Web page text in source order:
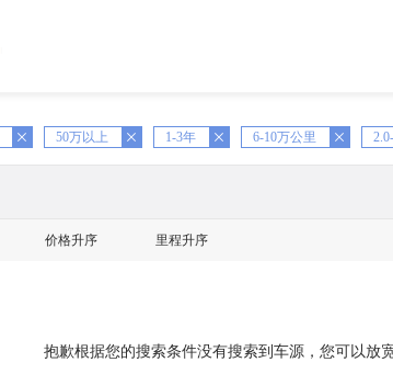
50万以上 1-3年
X 6-10万公里
X
价格升序 里程升序
抱歉根据您的搜索条件没有搜索到车源，您可以放